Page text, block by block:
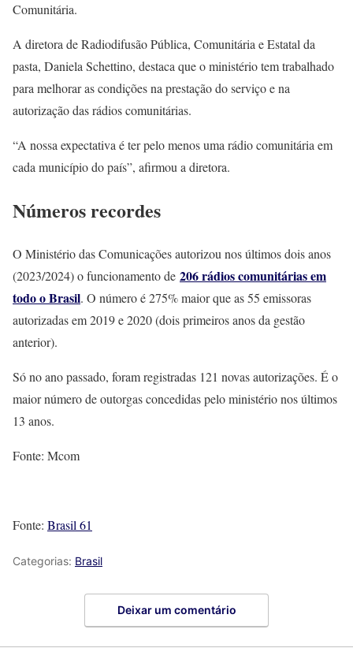
Comunitária.
A diretora de Radiodifusão Pública, Comunitária e Estatal da
pasta, Daniela Schettino, destaca que o ministério tem trabalhado
para melhorar as condições na prestação do serviço e na
autorização das rádios comunitárias.
“A nossa expectativa é ter pelo menos uma rádio comunitária em
cada município do país”, afirmou a diretora.
Números recordes
O Ministério das Comunicações autorizou nos últimos dois anos
(2023/2024) o funcionamento de 206 rádios comunitárias em
todo o Brasil. O número é 275% maior que as 55 emissoras
autorizadas em 2019 e 2020 (dois primeiros anos da gestão
anterior).
Só no ano passado, foram registradas 121 novas autorizações. É o
maior número de outorgas concedidas pelo ministério nos últimos
13 anos.
Fonte: Mcom
Fonte: Brasil 61
Categorias: Brasil
Deixar um comentário